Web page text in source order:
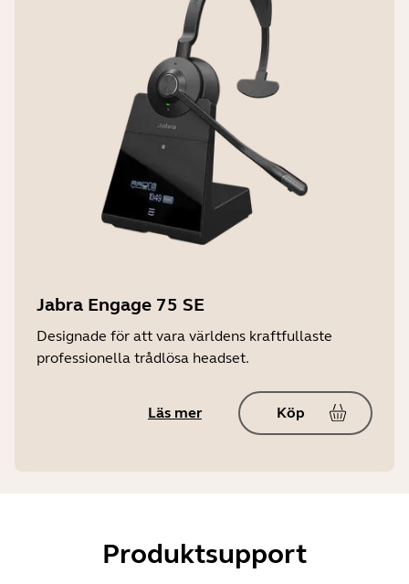
Jabra Engage 75 SE
Designade för att vara världens kraftfullaste
professionella trådlösa headset.
Läs mer Köp
Produktsupport